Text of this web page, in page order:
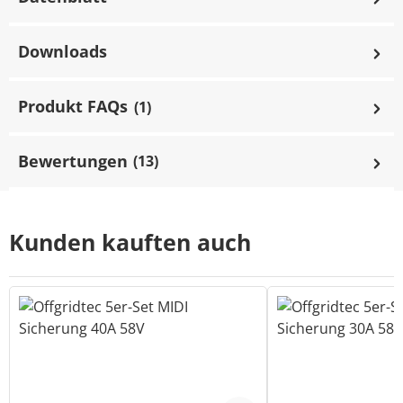
Downloads
Produkt FAQs (1)
Bewertungen (13)
Kunden kauften auch